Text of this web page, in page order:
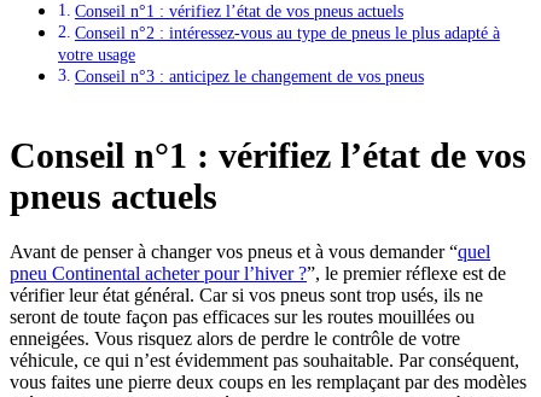
Conseil n°1 : vérifiez l’état de vos pneus actuels
Conseil n°2 : intéressez-vous au type de pneus le plus adapté à
votre usage
Conseil n°3 : anticipez le changement de vos pneus
Conseil n°1 : vérifiez l’état de vos
pneus actuels
Avant de penser à changer vos pneus et à vous demander “quel
pneu Continental acheter pour l’hiver ?”, le premier réflexe est de
vérifier leur état général. Car si vos pneus sont trop usés, ils ne
seront de toute façon pas efficaces sur les routes mouillées ou
enneigées. Vous risquez alors de perdre le contrôle de votre
véhicule, ce qui n’est évidemment pas souhaitable. Par conséquent,
vous faites une pierre deux coups en les remplaçant par des modèles